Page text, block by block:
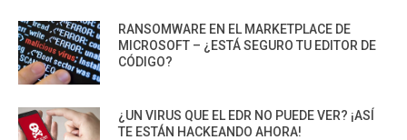
RANSOMWARE EN EL MARKETPLACE DE
MICROSOFT – ¿ESTÁ SEGURO TU EDITOR DE
CÓDIGO?
¿UN VIRUS QUE EL EDR NO PUEDE VER? ¡ASÍ
TE ESTÁN HACKEANDO AHORA!